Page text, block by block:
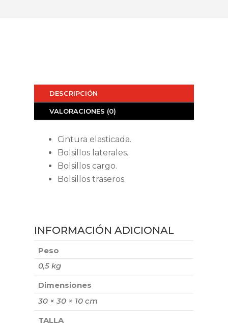
DESCRIPCIÓN
VALORACIONES (0)
Cintura elasticada.
Bolsillos laterales.
Bolsillos cargo.
Bolsillos traseros.
INFORMACIÓN ADICIONAL
Peso
0,5 kg
Dimensiones
30 × 30 × 10 cm
TALLA